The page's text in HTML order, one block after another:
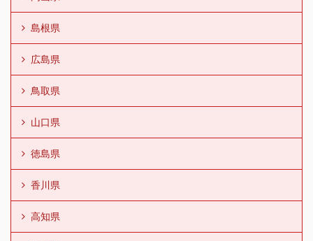
島根県
広島県
鳥取県
山口県
徳島県
香川県
高知県